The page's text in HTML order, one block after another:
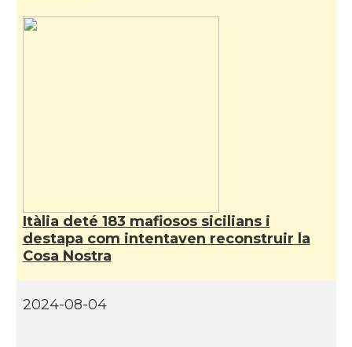
Itàlia deté 183 mafiosos sicilians i
destapa com intentaven reconstruir la
Cosa Nostra
2024-08-04